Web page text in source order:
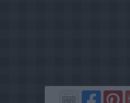
Del
Del